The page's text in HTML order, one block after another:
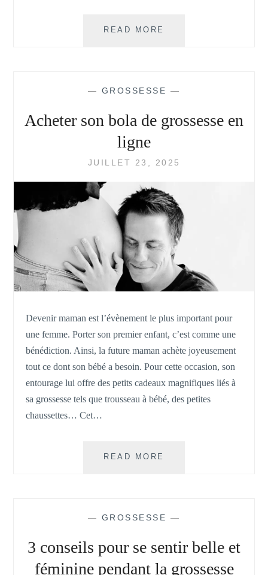
READ MORE
GROSSESSE?
— GROSSESSE —
Acheter son bola de grossesse en
ligne
JUILLET 23, 2025
Devenir maman est l’évènement le plus important pour
une femme. Porter son premier enfant, c’est comme une
bénédiction. Ainsi, la future maman achète joyeusement
tout ce dont son bébé a besoin. Pour cette occasion, son
entourage lui offre des petits cadeaux magnifiques liés à
sa grossesse tels que trousseau à bébé, des petites
chaussettes… Cet…
READ MORE
EN
— GROSSESSE —
3 conseils pour se sentir belle et
féminine pendant la grossesse